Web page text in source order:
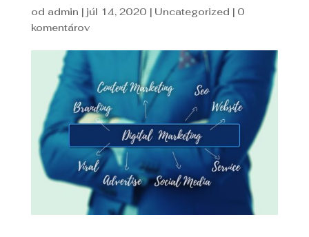
od admin | júl 14, 2020 | Uncategorized | 0
komentárov